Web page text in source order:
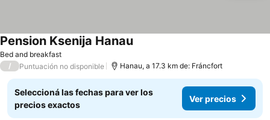
Bed and breakfast
Pension Ksenija HanauVer precios
/ Puntuación no disponible Hanau, a 17.3 km de: Fráncfort
Seleccioná las fechas para ver los
precios exactos
Ver precios